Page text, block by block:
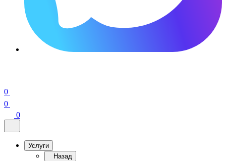
0
0
0
Услуги
Назад